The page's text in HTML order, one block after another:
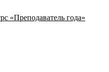
«Преподаватель года»